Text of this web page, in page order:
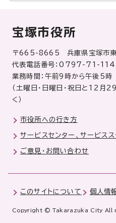
宝塚市役所
〒665-8665 兵庫県宝塚市東
代表電話番号：0797-71-
業務時間：午前9時から午後5時
（土曜日・日曜日・祝日と12月
く）
市役所への行き方
サービスセンター、サービス
ご意見・お問い合わせ
このサイトについて 個人情
Copyright © Takarazuka City All